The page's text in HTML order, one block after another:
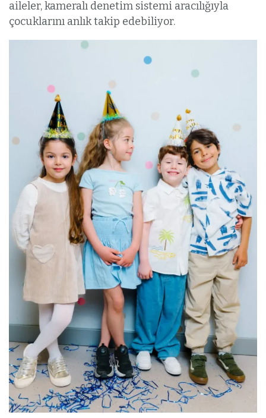
aileler, kameralı denetim sistemi aracılığıyla
çocuklarını anlık takip edebiliyor.